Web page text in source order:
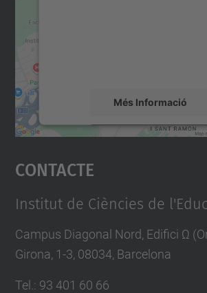
Més Informació
Accepta
powered by
Contacte
Institut de Ciències de
Campus Diagonal Nord, Edifici Ω
Girona, 1-3, 08034, Barcelona
Tel. : 93 401 60 66